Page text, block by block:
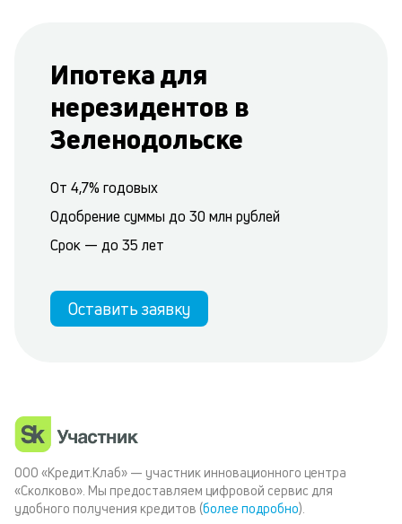
Ипотека для
нерезидентов в
Зеленодольске
От 4,7% годовых
Одобрение суммы до 30 млн рублей
Срок — до 35 лет
Оставить заявку
ООО «Кредит.Клаб» — участник инновационного центра
«Сколково». Мы предоставляем цифровой сервис для
удобного получения кредитов (более подробно).